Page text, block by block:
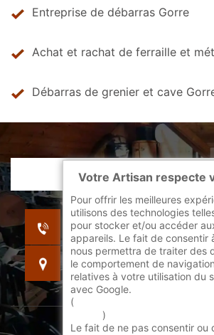
Entreprise de débarras Gorre
Achat et rachat de ferraille et
Débarras de grenier et cave
indisponible
indisponible
indisponible
Votre Artisan respecte
Pour offrir les meilleures
utilisons des technologies
pour stocker et/ou accéder
appareils. Le fait de consentir
nous permettra de traiter des
le comportement de
relatives à votre utilisation du
avec Google.
(
)
Le fait de ne pas consentir ou